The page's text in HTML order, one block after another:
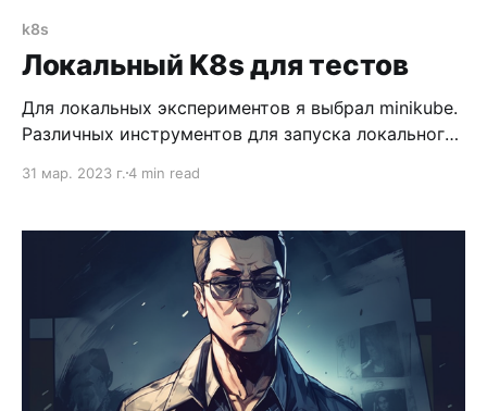
k8s
Локальный K8s для тестов
Для локальных экспериментов я выбрал minikube.
Различных инструментов для запуска локального
вроде вот этой, миникуб оказался самым
кластера на виртуальных машинах. Возможно это
дает каки-то дополнительные возможности. Для
моих целей ноды, которые крутятся как
контейнеры в докере на
31 мар. 2023 г. 4 min read